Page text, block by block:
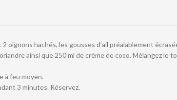
oignons hachés, les gousses d’ail préalablement
ainsi que 250 ml de crème de coco. Mélangez le
à feu moyen.
3 minutes. Réservez.